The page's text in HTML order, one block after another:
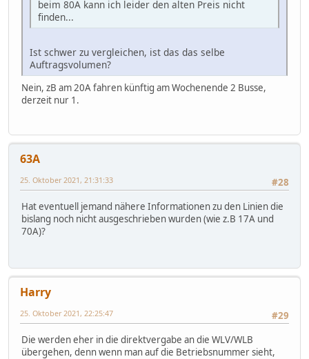
beim 80A kann ich leider den alten Preis nicht
finden...
Ist schwer zu vergleichen, ist das das selbe
Auftragsvolumen?
Nein, zB am 20A fahren künftig am Wochenende 2 Busse,
derzeit nur 1.
63A
#28
25. Oktober 2021, 21:31:33
Hat eventuell jemand nähere Informationen zu den Linien die
bislang noch nicht ausgeschrieben wurden (wie z.B 17A und
70A)?
Harry
#29
25. Oktober 2021, 22:25:47
Die werden eher in die direktvergabe an die WLV/WLB
übergehen, denn wenn man auf die Betriebsnummer sieht,